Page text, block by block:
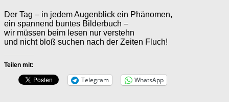
Der Tag – in jedem Augenblick ein Phänomen,
ein spannend buntes Bilderbuch –
wir müssen beim lesen nur verstehn
und nicht bloß suchen nach der Zeiten Fluch!
Teilen mit:
Telegram WhatsApp